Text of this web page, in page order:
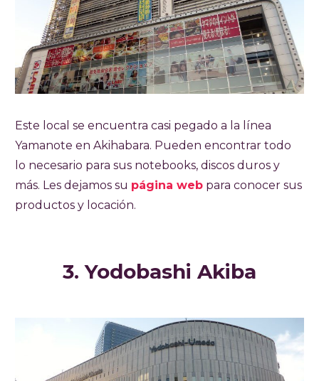
Este local se encuentra casi pegado a la línea
Yamanote en Akihabara. Pueden encontrar todo
lo necesario para sus notebooks, discos duros y
más. Les dejamos su página web para conocer sus
productos y locación.
3. Yodobashi Akiba